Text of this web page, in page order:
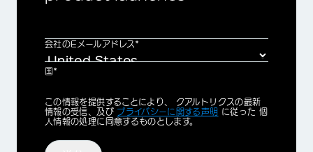
会社のEメールアドレス*
国*
Privacy
Optin
この情報を提供することにより、 クアルトリクスの最新
情報の受信、及び プライバシーに関する声明 に従った 個
人情報の処理に同意するものとします。